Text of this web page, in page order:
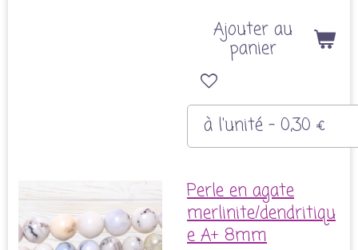
Ajouter au
panier
Perle en agate
merlinite/dendritiqu
e A+ 8mm